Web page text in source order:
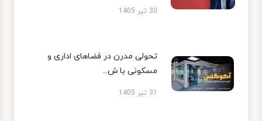
30 تیر 1405
تحولی مدرن در فضاهای اداری و
مسکونی با ش...
31 تیر 1405